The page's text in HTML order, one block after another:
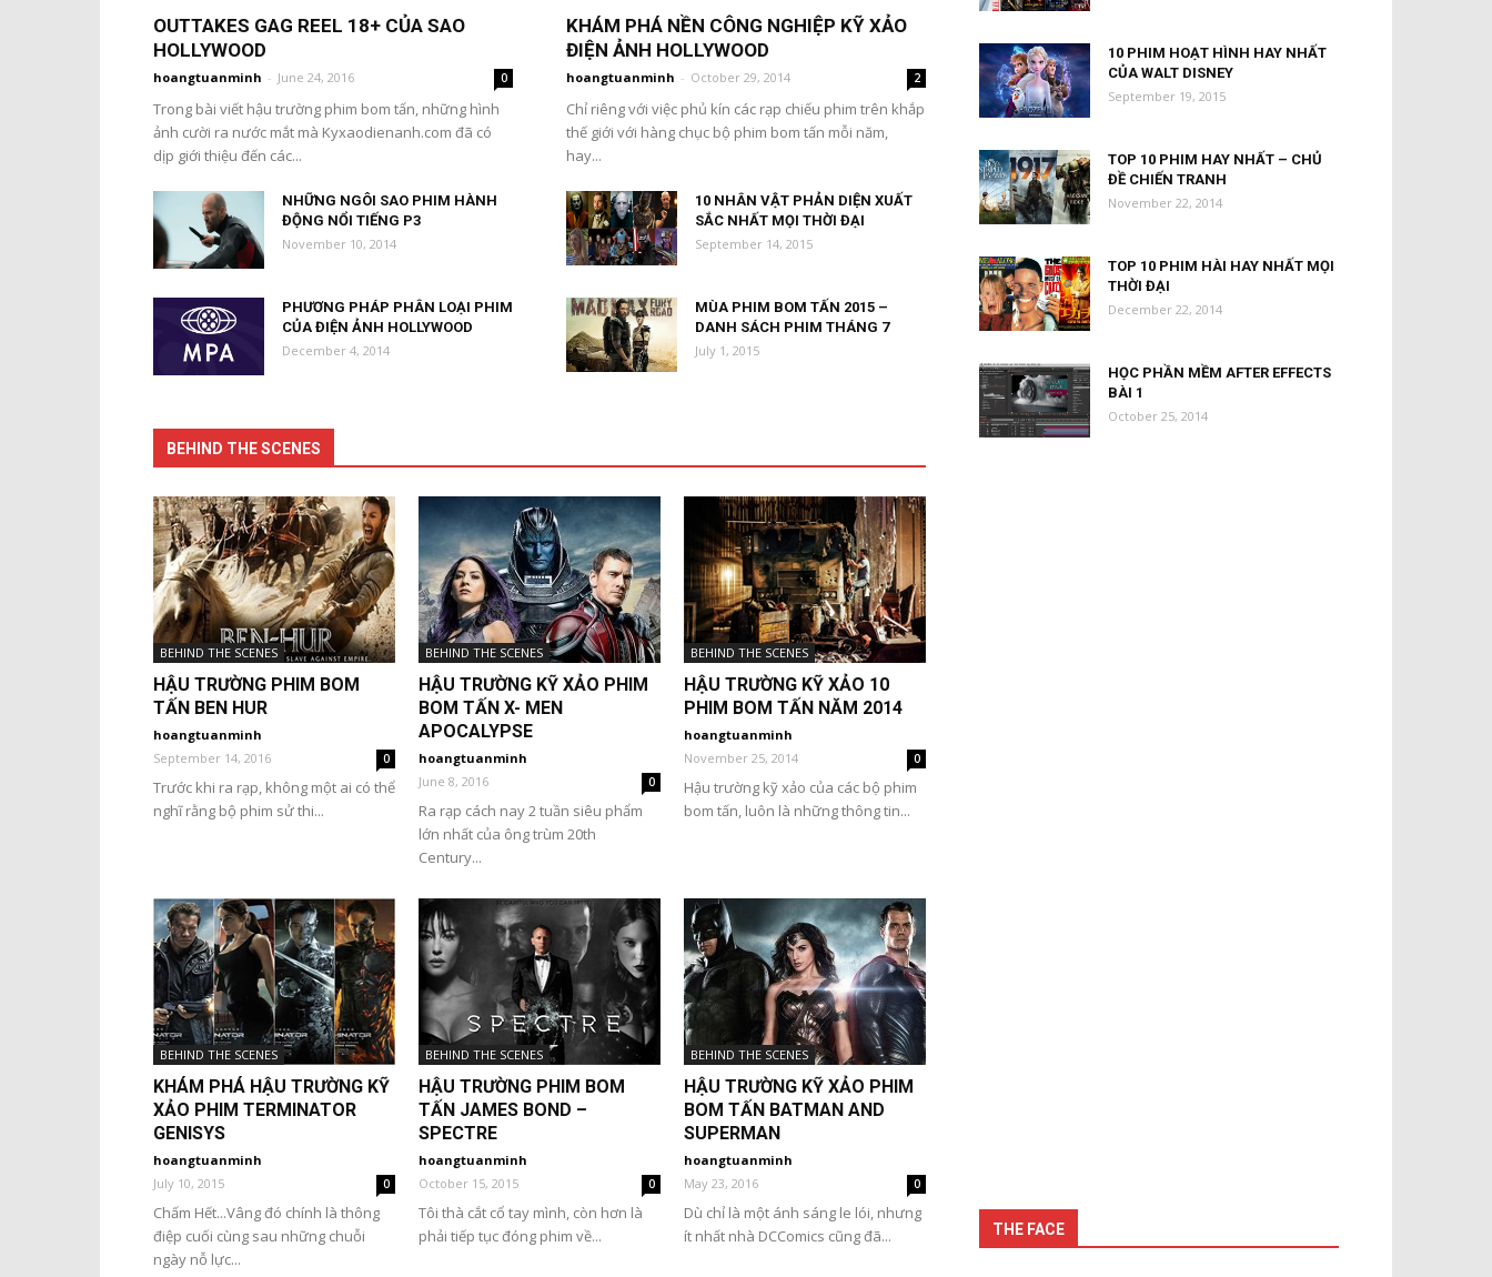
OUTTAKES GAG REEL 18+ CỦA SAO
HOLLYWOOD
hoangtuanminh - June 24, 2016 0
Trong bài viết hậu trường phim bom tấn, những hình
ảnh cười ra nước mắt mà Kyxaodienanh.com đã có
dịp giới thiệu đến các...
KHÁM PHÁ NỀN CÔNG NGHIỆP KỸ XẢO
ĐIỆN ẢNH HOLLYWOOD
hoangtuanminh - October 29, 2014 2
Chỉ riêng với việc phủ kín các rạp chiếu phim trên khắp
thế giới với hàng chục bộ phim bom tấn mỗi năm,
hay...
NHỮNG NGÔI SAO PHIM HÀNH
ĐỘNG NỔI TIẾNG P3
November 10, 2014
10 NHÂN VẬT PHẢN DIỆN XUẤT
SẮC NHẤT MỌI THỜI ĐẠI
September 14, 2015
PHƯƠNG PHÁP PHÂN LOẠI PHIM
CỦA ĐIỆN ẢNH HOLLYWOOD
December 4, 2014
MÙA PHIM BOM TẤN 2015 –
DANH SÁCH PHIM THÁNG 7
July 1, 2015
BEHIND THE SCENES
BEHIND THE SCENES
HẬU TRƯỜNG PHIM BOM
TẤN BEN HUR
hoangtuanminh
September 14, 2016
0
Trước khi ra rạp, không một ai có thể
nghĩ rằng bộ phim sử thi...
BEHIND THE SCENES
HẬU TRƯỜNG KỸ XẢO PHIM
BOM TẤN X- MEN
APOCALYPSE
hoangtuanminh
June 8, 2016
0
Ra rạp cách nay 2 tuần siêu phẩm
lớn nhất của ông trùm 20th
Century...
BEHIND THE SCENES
HẬU TRƯỜNG KỸ XẢO 10
PHIM BOM TẤN NĂM 2014
hoangtuanminh
November 25, 2014
0
Hậu trường kỹ xảo của các bộ phim
bom tấn, luôn là những thông tin...
BEHIND THE SCENES
KHÁM PHÁ HẬU TRƯỜNG KỸ
XẢO PHIM TERMINATOR
GENISYS
hoangtuanminh
July 10, 2015
0
Chấm Hết...Vâng đó chính là thông
điệp cuối cùng sau những chuỗi
ngày nỗ lực...
BEHIND THE SCENES
HẬU TRƯỜNG PHIM BOM
TẤN JAMES BOND –
SPECTRE
hoangtuanminh
October 15, 2015
0
Tôi thà cắt cổ tay mình, còn hơn là
phải tiếp tục đóng phim về...
BEHIND THE SCENES
HẬU TRƯỜNG KỸ XẢO PHIM
BOM TẤN BATMAN AND
SUPERMAN
hoangtuanminh
May 23, 2016
0
Dù chỉ là một ánh sáng le lói, nhưng
ít nhất nhà DCComics cũng đã...
10 PHIM HOẠT HÌNH HAY NHẤT
CỦA WALT DISNEY
September 19, 2015
TOP 10 PHIM HAY NHẤT – CHỦ
ĐỀ CHIẾN TRANH
November 22, 2014
TOP 10 PHIM HÀI HAY NHẤT MỌI
THỜI ĐẠI
December 22, 2014
HỌC PHẦN MỀM AFTER EFFECTS
BÀI 1
October 25, 2014
THE FACE